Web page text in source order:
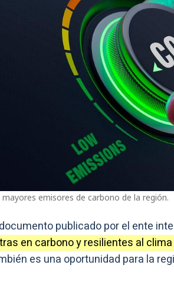
emisores de carbono de la región.
publicado por el ente
en carbono y resilientes al
es una oportunidad para la